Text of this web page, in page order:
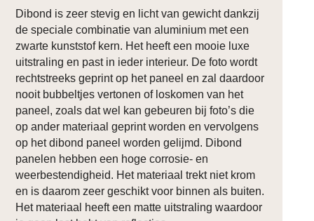
Dibond is zeer stevig en licht van gewicht dankzij
de speciale combinatie van aluminium met een
zwarte kunststof kern. Het heeft een mooie luxe
uitstraling en past in ieder interieur. De foto wordt
rechtstreeks geprint op het paneel en zal daardoor
nooit bubbeltjes vertonen of loskomen van het
paneel, zoals dat wel kan gebeuren bij foto’s die
op ander materiaal geprint worden en vervolgens
op het dibond paneel worden gelijmd. Dibond
panelen hebben een hoge corrosie- en
weerbestendigheid. Het materiaal trekt niet krom
en is daarom zeer geschikt voor binnen als buiten.
Het materiaal heeft een matte uitstraling waardoor